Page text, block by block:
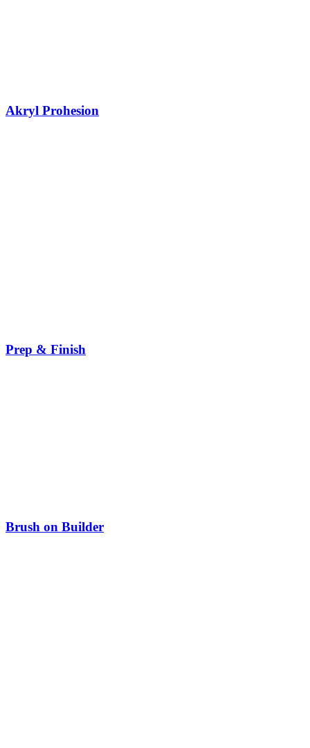
Akryl Prohesion
Prep & Finish
Brush on Builder